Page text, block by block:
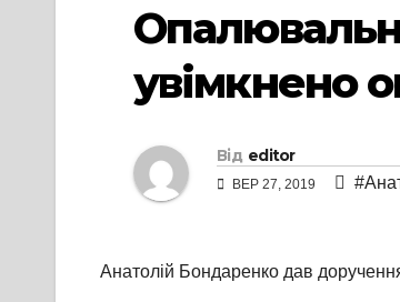
увімкнено
Від editor
ВЕР 27, 2019
Анатолій Бондаренко дав